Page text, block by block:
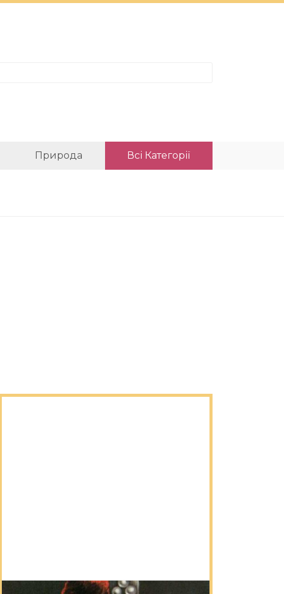
Природа Всі Категорії